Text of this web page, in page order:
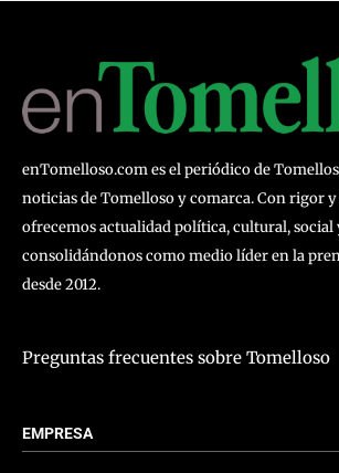
enTomelloso.com es el periódico de
noticias de Tomelloso y comarca. Con rigor
ofrecemos actualidad política, cultural, social
consolidándonos como medio líder en la
desde 2012.
Preguntas frecuentes sobre Tomelloso
EMPRESA